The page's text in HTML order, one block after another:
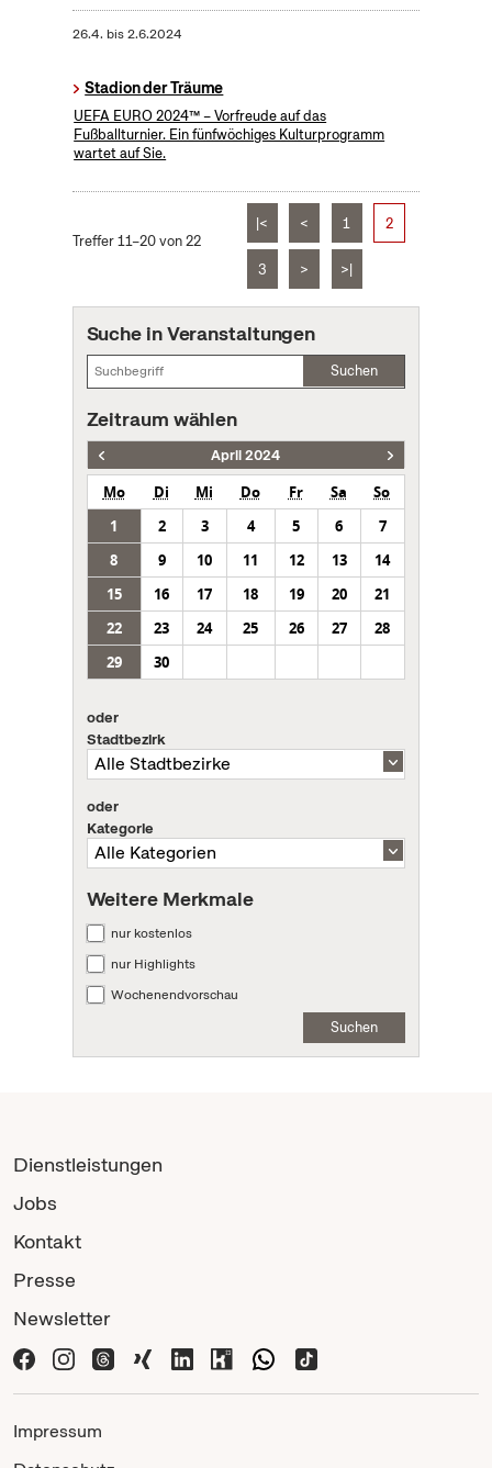
26.4. bis2.6.2024
Stadion der Träume
UEFA EURO 2024™ – Vorfreude auf das
Fußballturnier. Ein fünfwöchiges Kulturprogramm
wartet auf Sie.
Treffer 11–20 von 22
|< < 1 2
3 > >|
Suche in Veranstaltungen
Suchen
Zeitraum wählen
April 2024
Mo Di Mi Do Fr Sa
So
1
2 3 4 5 6
7
8
9 10 11 12 13
14
15
16 17 18 19 20
21
22
23 24 25 26 27
28
29
30
oder
Stadtbezirk
oder
Kategorie
Weitere Merkmale
nur kostenlos
nur Highlights
Wochenendvorschau
Suchen
Dienstleistungen
Jobs
Kontakt
Presse
Newsletter
Impressum